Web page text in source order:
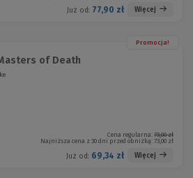
Już od: 77,90 zł Więcej
Promocja!
of Death
Cena regularna: 73,00 zł
Najniższa cena z 30 dni przed obniżką: 73,00 zł
Już od: 69,34 zł Więcej